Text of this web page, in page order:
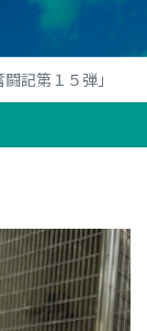
記第１５弾」